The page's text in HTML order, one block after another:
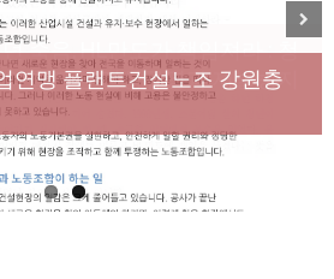
죽음, HL만도가 책임져라 : 청
철저한 진상규명과 재발방지
연맹 플랜트건설노조 강원충
Next